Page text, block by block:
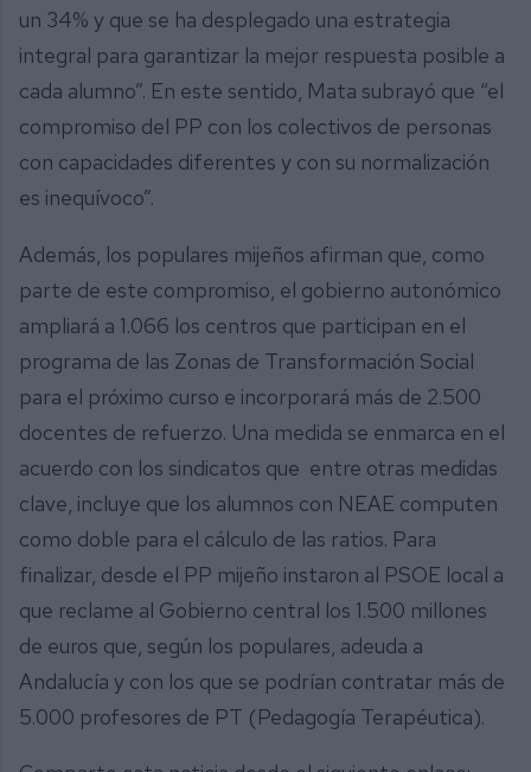
un 34% y que se ha desplegado una estrategia
integral para garantizar la mejor respuesta posible a
cada alumno”. En este sentido, Mata subrayó que “el
compromiso del PP con los colectivos de personas
con capacidades diferentes y con su normalización
es inequívoco”.
Además, los populares mijeños afirman que, como
parte de este compromiso, el gobierno autonómico
ampliará a 1.066 los centros que participan en el
programa de las Zonas de Transformación Social
para el próximo curso e incorporará más de 2.500
docentes de refuerzo. Una medida se enmarca en el
acuerdo con los sindicatos que entre otras medidas
clave, incluye que los alumnos con NEAE computen
como doble para el cálculo de las ratios. Para
finalizar, desde el PP mijeño instaron al PSOE local a
que reclame al Gobierno central los 1.500 millones
de euros que, según los populares, adeuda a
Andalucía y con los que se podrían contratar más de
5.000 profesores de PT (Pedagogía Terapéutica).